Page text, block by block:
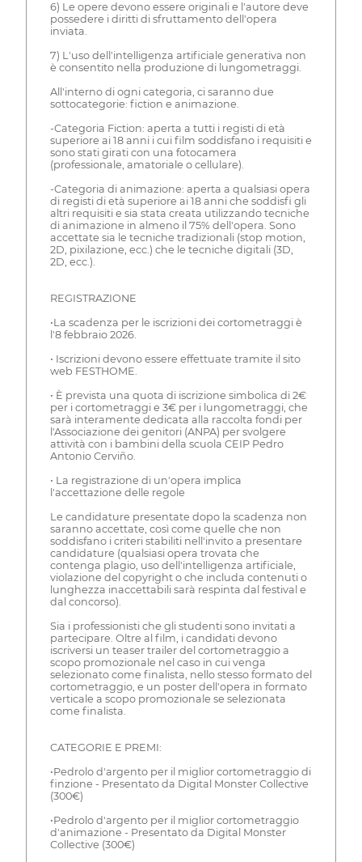
6) Le opere devono essere originali e l'autore deve
possedere i diritti di sfruttamento dell'opera
inviata.
7) L'uso dell'intelligenza artificiale generativa non
è consentito nella produzione di lungometraggi.
All'interno di ogni categoria, ci saranno due
sottocategorie: fiction e animazione.
-Categoria Fiction: aperta a tutti i registi di età
superiore ai 18 anni i cui film soddisfano i requisiti e
sono stati girati con una fotocamera
(professionale, amatoriale o cellulare).
-Categoria di animazione: aperta a qualsiasi opera
di registi di età superiore ai 18 anni che soddisfi gli
altri requisiti e sia stata creata utilizzando tecniche
di animazione in almeno il 75% dell'opera. Sono
accettate sia le tecniche tradizionali (stop motion,
2D, pixilazione, ecc.) che le tecniche digitali (3D,
2D, ecc.).
REGISTRAZIONE
•La scadenza per le iscrizioni dei cortometraggi è
l'8 febbraio 2026.
• Iscrizioni devono essere effettuate tramite il sito
web FESTHOME.
• È prevista una quota di iscrizione simbolica di 2€
per i cortometraggi e 3€ per i lungometraggi, che
sarà interamente dedicata alla raccolta fondi per
l'Associazione dei genitori (ANPA) per svolgere
attività con i bambini della scuola CEIP Pedro
Antonio Cerviño.
• La registrazione di un'opera implica
l'accettazione delle regole
Le candidature presentate dopo la scadenza non
saranno accettate, così come quelle che non
soddisfano i criteri stabiliti nell'invito a presentare
candidature (qualsiasi opera trovata che
contenga plagio, uso dell'intelligenza artificiale,
violazione del copyright o che includa contenuti o
lunghezza inaccettabili sarà respinta dal festival e
dal concorso).
Sia i professionisti che gli studenti sono invitati a
partecipare. Oltre al film, i candidati devono
iscriversi un teaser trailer del cortometraggio a
scopo promozionale nel caso in cui venga
selezionato come finalista, nello stesso formato del
cortometraggio, e un poster dell'opera in formato
verticale a scopo promozionale se selezionata
come finalista.
CATEGORIE E PREMI:
•Pedrolo d'argento per il miglior cortometraggio di
finzione - Presentato da Digital Monster Collective
(300€)
•Pedrolo d'argento per il miglior cortometraggio
d'animazione - Presentato da Digital Monster
Collective (300€)